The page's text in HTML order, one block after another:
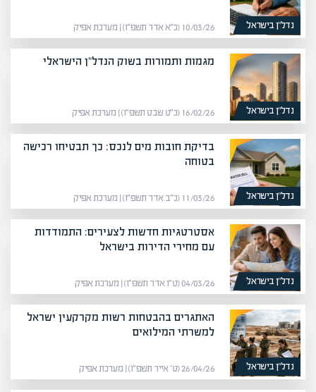
נדל”ן בישראל 10/03/26 (כ״א אדר תשפ״ו) | מערכת אפיק
נדל”ן בישראל
מגמות ותמורות בשוק הנדל"ן הישראלי
16/02/26 (כ״ט שבט תשפ״ו) | מערכת אפיק
נדל”ן בישראל
בדיקת חובות מים לנכס: כך תבטיחו רכישה
בטוחה
11/03/26 (כ״ב אדר תשפ״ו) | מערכת אפיק
נדל”ן בישראל
אסטרטגיות חדשות לצעירים: התמודדות
עם מחירי הדירות בישראל
04/03/26 (ט״ו אדר תשפ״ו) | מערכת אפיק
נדל”ן בישראל
האתגרים בהבטחות רשות מקרקעין ישראל
למשרתי המילואים
26/04/26 (ט׳ אייר תשפ״ו) | מערכת אפיק